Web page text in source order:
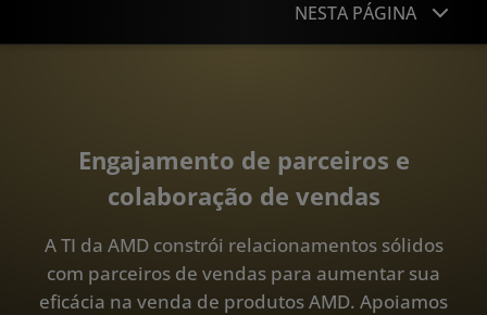
NESTA PÁGINA
conscientização
Sinergia inovadora de fornecedores
Engajamento de parceiros e
colaboração de vendas
A TI da AMD constrói relacionamentos sólidos
com parceiros de vendas para aumentar sua
eficácia na venda de produtos AMD. Apoiamos